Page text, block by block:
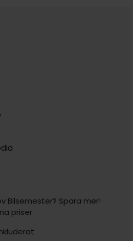
Bilsemester? Spara mer!
priser.